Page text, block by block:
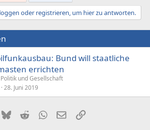
oder registrieren, um hier zu antworten.
Bund will staatliche
errichten
und Gesellschaft
28. Juni 2019
(Twitter)
BlueskyRedditWhatsApp
E-MailLink